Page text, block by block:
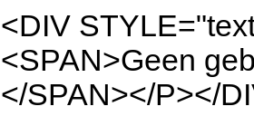
<DIV
<SPAN>Geen
</SPAN></P></